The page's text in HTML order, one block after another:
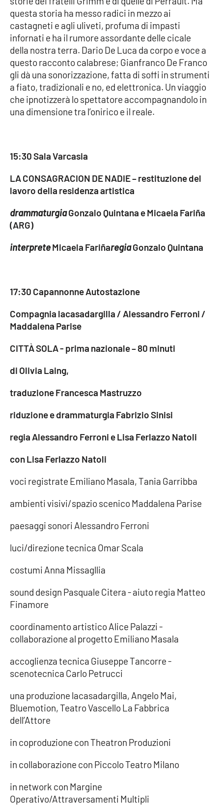
Lacplay.it
Lactv.it
Laconair.it
Lacitymag.it
Lacapitalenews.it
Cosenzachannel.it
Ilvibonese.it
Apple
questa storia ha messo radici in mezzo ai
castagneti e agli uliveti, profuma di impasti
infornati e ha il rumore assordante delle cicale
della nostra terra. Dario De Luca da corpo e voce a
questo racconto calabrese; Gianfranco De Franco
gli dà una sonorizzazione, fatta di soffi in strumenti
a fiato, tradizionali e no, ed elettronica. Un viaggio
che ipnotizzerà lo spettatore accompagnandolo in
una dimensione tra l’onirico e il reale.
15:30 Sala Varcasia
LA CONSAGRACION DE NADIE – restituzione del
lavoro della residenza artistica
drammaturgiaGonzalo Quintana e Micaela Fariña
(ARG)
interpreteMicaela FariñaregiaGonzalo Quintana
17:30 Capannonne Autostazione
Compagnia lacasadargilla / Alessandro Ferroni /
Maddalena Parise
CITTÀ SOLA - prima nazionale – 80 minuti
di Olivia Laing,
traduzione Francesca Mastruzzo
riduzione e drammaturgia Fabrizio Sinisi
regia Alessandro Ferroni e Lisa Ferlazzo Natoli
con Lisa Ferlazzo Natoli
voci registrate Emiliano Masala, Tania Garribba
ambienti visivi/spazio scenico Maddalena Parise
paesaggi sonori Alessandro Ferroni
luci/direzione tecnica Omar Scala
costumi Anna Missagllia
sound design Pasquale Citera - aiuto regia Matteo
Finamore
coordinamento artistico Alice Palazzi -
collaborazione al progetto Emiliano Masala
accoglienza tecnica Giuseppe Tancorre -
scenotecnica Carlo Petrucci
una produzione lacasadargilla, Angelo Mai,
Bluemotion, Teatro Vascello La Fabbrica
dell’Attore
in coproduzione con Theatron Produzioni
in collaborazione con Piccolo Teatro Milano
in network con Margine
Operativo/Attraversamenti Multipli